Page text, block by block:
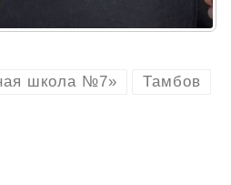
школа №7» Тамбов